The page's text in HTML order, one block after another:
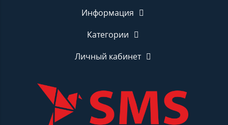
Информация
Категории
Личный кабинет